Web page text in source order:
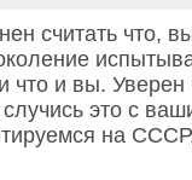
считать что,
что и вы.
случись это с
на